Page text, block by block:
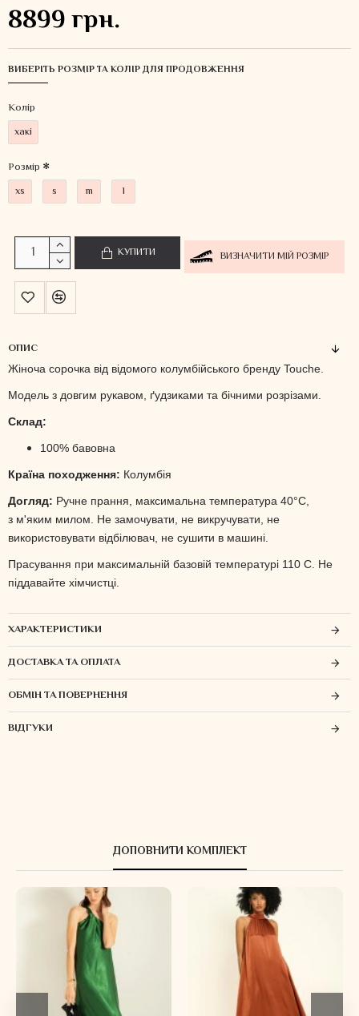
8899 грн.
ВИБЕРІТЬ РОЗМІР ТА КОЛІР ДЛЯ ПРОДОВЖЕННЯ
Колiр
хакі
Розмір
xs
s m l
КУПИТИ ВИЗНАЧИТИ МІЙ РОЗМІР
ОПИС
Жіноча сорочка від відомого колумбійського бренду Touche.
Модель з довгим рукавом, ґудзиками та бічними розрізами.
Склад:
100% бавовна
Країна походження: Колумбія
Догляд: Ручне прання, максимальна температура 40°C,
з м'яким милом. Не замочувати, не викручувати, не
використовувати відбілювач, не сушити в машині.
Прасування при максимальній базовій температурі 110 С. Не
піддавайте хімчистці.
ХАРАКТЕРИСТИКИ
ДОСТАВКА ТА ОПЛАТА
ОБМІН ТА ПОВЕРНЕННЯ
ВІДГУКИ
ДОПОВНИТИ КОМПЛЕКТ